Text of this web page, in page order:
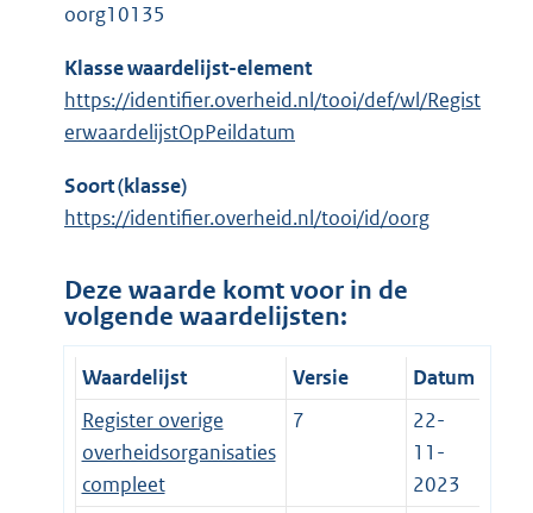
oorg10135
Klasse waardelijst-element
https://identifier.overheid.nl/tooi/def/wl/Regist
erwaardelijstOpPeildatum
Soort (klasse)
https://identifier.overheid.nl/tooi/id/oorg
Deze waarde komt voor in de
volgende waardelijsten:
Waardelijst Versie
Datum
Register overige
overheidsorganisaties
compleet
7
22-
11-
2023